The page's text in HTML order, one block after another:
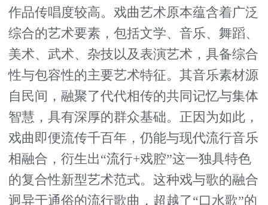
作品传唱度较高。戏曲艺术原本蕴含着广泛
综合的艺术要素，包括文学、音乐、舞蹈、
美术、武术、杂技以及表演艺术，具备综合
性与包容性的主要艺术特征。其音乐素材源
自民间，融聚了代代相传的共同记忆与集体
智慧，具有深厚的群众基础。正因为如此，
戏曲即便流传千百年，仍能与现代流行音乐
相融合，衍生出“流行+戏腔”这一独具特色
的复合性新型艺术范式。这种戏与歌的融合
迥异于通俗的流行歌曲，超越了“口水歌”的